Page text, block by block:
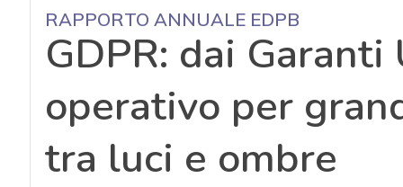
RAPPORTO ANNUALE EDPB
GDPR: dai
operativo per
tra luci e ombre